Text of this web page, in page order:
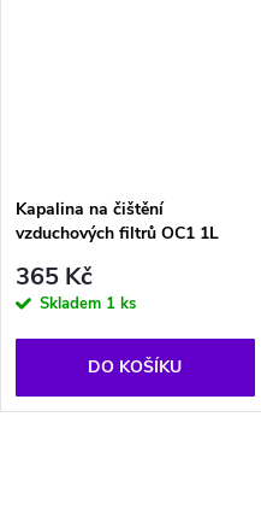
Kapalina na čištění
vzduchových filtrů OC1 1L
365 Kč
Skladem 1 ks
DO KOŠÍKU